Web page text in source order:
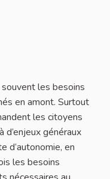
les besoins
en amont. Surtout
les citoyens
d’enjeux généraux
d’autonomie, en
les besoins